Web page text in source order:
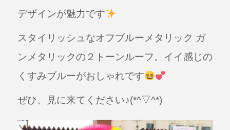
k
デザインが魅力です
スタイリッシュなオフブルーメタリック ガ
ンメタリックの２トーンルーフ。イイ感じの
くすみブルーがおしゃれです
ぜひ、見に来てください♪(*^▽^*)